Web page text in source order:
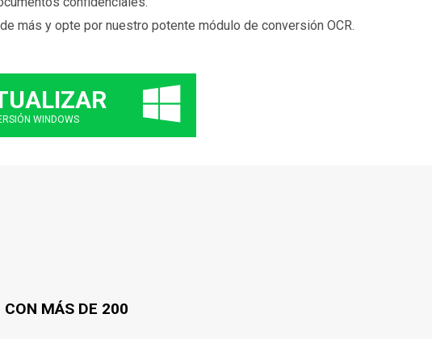
más y opte por nuestro potente módulo de conversión OCR.
WINDOWS
CON MÁS DE 200